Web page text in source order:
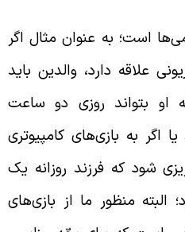
است؛ به عنوان مثال اگر
علاقه دارد، والدین باید
بتواند روزی دو ساعت
به بازی‌های کامپیوتری
شود که فرزند روزانه یک
منظور ما از بازی‌های